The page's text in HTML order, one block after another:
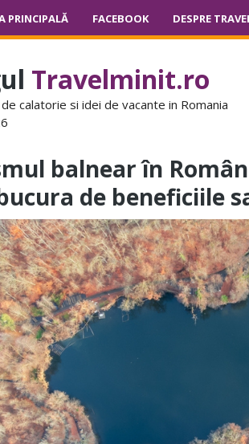
PRINCIPALĂ FACEBOOK DESPRE
Travelminit.ro
calatorie si idei de vacante in Romania
balnear în
de beneficiile